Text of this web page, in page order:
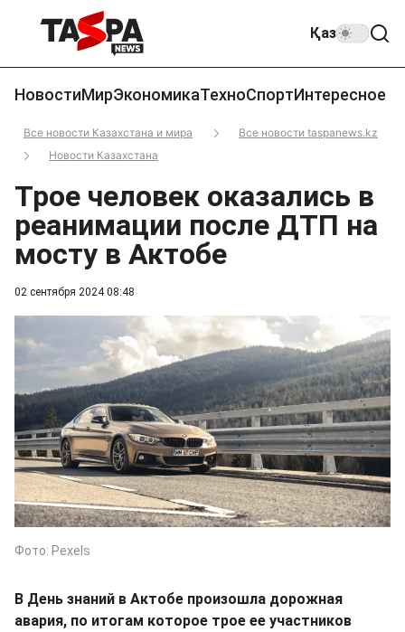
Қаз
НовостиМирЭкономикаТехноСпортИнтересное
Все новости Казахстана и мира
Все новости taspanews.kz
Новости Казахстана
02 сентября 2024 08:48
Трое человек оказались в
реанимации после ДТП на
мосту в Актобе
Фото: Pexels
В День знаний в Актобе произошла дорожная
авария, по итогам которое трое ее участников